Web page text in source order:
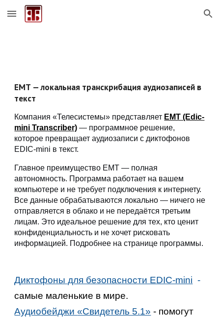
Skip to main content Skip to navigation
EMT — локальная транскрибация аудиозаписей в
текст
Компания «Телесистемы» представляет EMT (Edic-
mini Transcriber) — программное решение,
которое превращает аудиозаписи с диктофонов
EDIC-mini в текст.
Главное преимущество EMT — полная
автономность. Программа работает на вашем
компьютере и не требует подключения к интернету.
Все данные обрабатываются локально — ничего не
отправляется в облако и не передаётся третьим
лицам. Это идеальное решение для тех, кто ценит
конфиденциальность и не хочет рисковать
информацией. Подробнее на странице программы.
Диктофоны для безопасности EDIC-mini -
самые маленькие в мире.
Аудиобейджи«Свидетель 5.1» - помогут